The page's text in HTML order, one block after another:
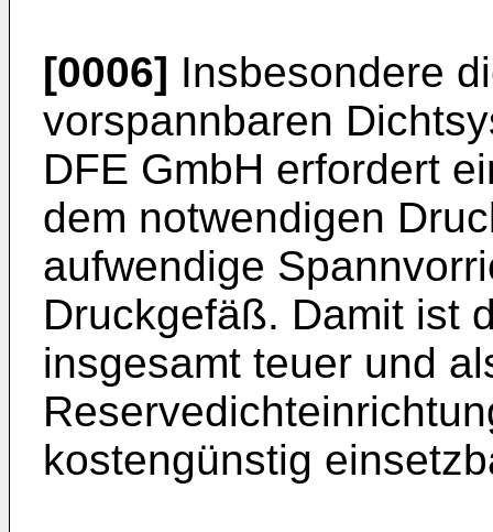
[0006] Insbesondere
vorspannbaren
DFE GmbH erfordert
dem notwendigen
aufwendige
Druckgefäß. Damit ist
insgesamt teuer und
kostengünstig